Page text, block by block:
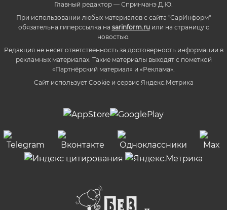
Главный редактор — Спринчанэ Д.Ю.
При использовании любых материалов с сайта "СарИнформ"
обязательна гиперссылка на sarinform.ruили на страницу с
новостью.
Редакция не несет ответственность за достоверность информации в
рекламных материалах. Такие материалы выходят с пометкой
«Партнёрский материал» и «Реклама».
Сайт использует Cookie и сервиc Яндекс.Метрика